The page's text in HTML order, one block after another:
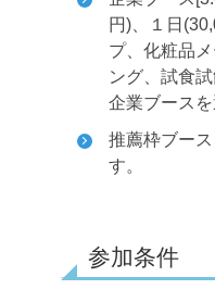
円)、１日
プ、化粧品
ング、試食
企業ブースを
推薦枠ブー
す。
参加条件